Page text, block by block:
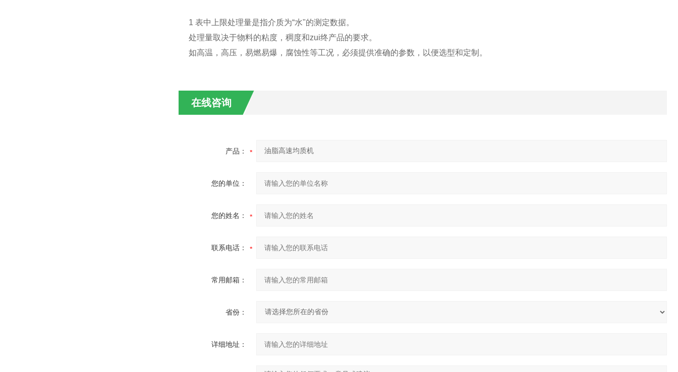
1 表中上限处理量是指介质为“水"的测定数据。
处理量取决于物料的粘度，稠度和zui终产品的要求。
如高温，高压，易燃易爆，腐蚀性等工况，必须提供准确的参数，以便选型和定制。
在线咨询
产品：
您的单位：
您的姓名：
联系电话：
常用邮箱：
省份：
详细地址：